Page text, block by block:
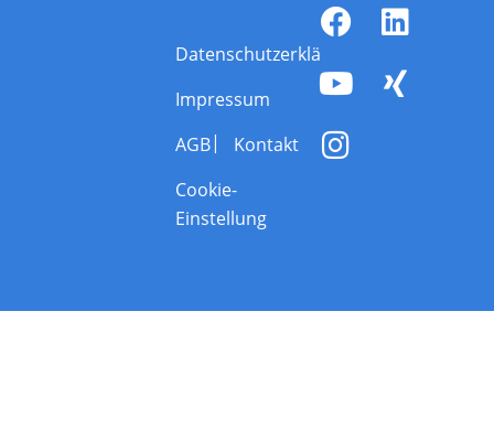
Datenschutzerklärung
Impressum
AGB
Kontakt
Cookie-
Einstellung